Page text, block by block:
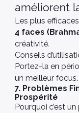
améliorent
Les plus efficaces
4 faces
créativité.
Conseils
Portez-la en
un meilleur focus.
7. Problèmes
Prospérité
Pourquoi c’est